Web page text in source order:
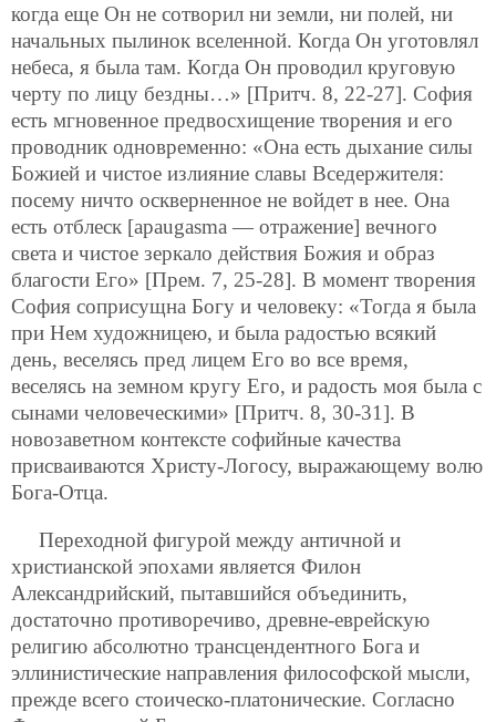
когда еще Он не сотворил ни земли, ни полей, ни
начальных пылинок вселенной. Когда Он уготовлял
небеса, я была там. Когда Он проводил круговую
черту по лицу бездны…» [Притч. 8, 22-27]. София
есть мгновенное предвосхищение творения и его
проводник одновременно: «Она есть дыхание силы
Божией и чистое излияние славы Вседержителя:
посему ничто оскверненное не войдет в нее. Она
есть отблеск [apaugasma — отражение] вечного
света и чистое зеркало действия Божия и образ
благости Его» [Прем. 7, 25-28]. В момент творения
София соприсущна Богу и человеку: «Тогда я была
при Нем художницею, и была радостью всякий
день, веселясь пред лицем Его во все время,
веселясь на земном кругу Его, и радость моя была с
сынами человеческими» [Притч. 8, 30-31]. В
новозаветном контексте софийные качества
присваиваются Христу-Логосу, выражающему волю
Бога-Отца.
Переходной фигурой между античной и
христианской эпохами является Филон
Александрийский, пытавшийся объединить,
достаточно противоречиво, древне-еврейскую
религию абсолютно трансцендентного Бога и
эллинистические направления философской мысли,
прежде всего стоическо-платонические. Согласно